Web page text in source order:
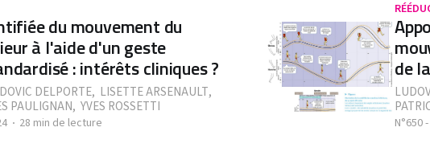
du mouvement du
à l'aide d'un geste
: intérêts cliniques ?
DELPORTE, LISETTE ARSENAULT,
PAULIGNAN, YVES ROSSETTI
28 min de lecture
de
N°650